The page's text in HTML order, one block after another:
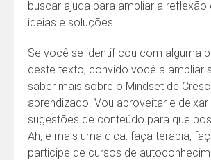
buscar ajuda para ampliar a
ideias e soluções.
Se você se identificou com alguma
deste texto, convido você a ampliar
saber mais sobre o Mindset de
aprendizado. Vou aproveitar e deixar
sugestões de conteúdo para que
Ah, e mais uma dica: faça terapia,
participe de cursos de